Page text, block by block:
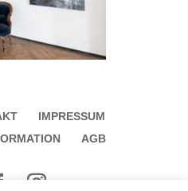
IMPRESSUM
AGB